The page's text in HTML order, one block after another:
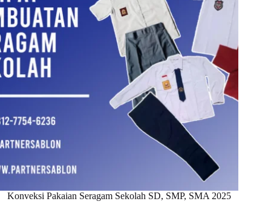
Konveksi Pakaian Seragam Sekolah SD, SMP, SMA 2025